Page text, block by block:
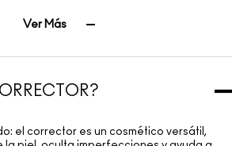
Ver Más
el corrector es un cosmético versátil,